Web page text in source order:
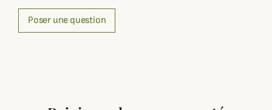
Poser une question